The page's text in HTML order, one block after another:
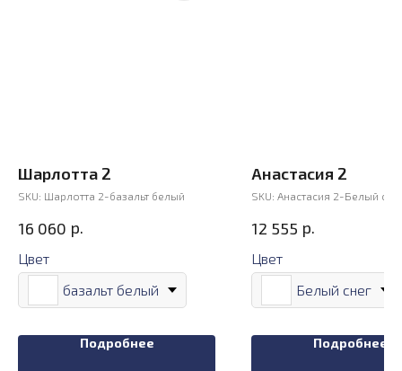
Шарлотта 2
SKU: Шарлотта 2-базальт белый
16 060 р.
Цвет
базальт белый
Подробнее
Анастасия 2
SKU: Анастасия 2-Белый
12 555 р.
Цвет
Белый снег
Подробнее